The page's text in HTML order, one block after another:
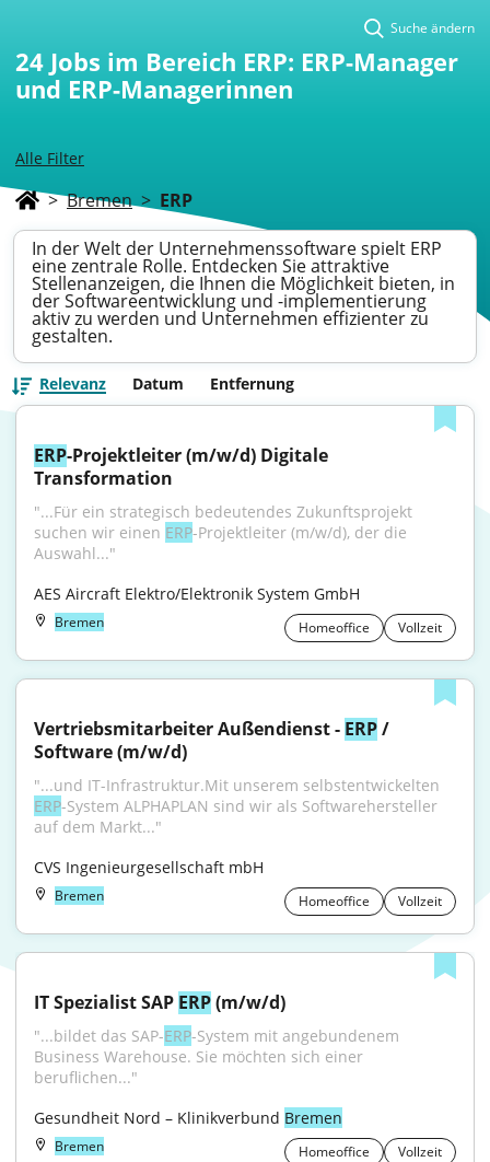
Alle Filter
Suche ändern
24 Jobs im Bereich ERP: ERP-Manager
und ERP-Managerinnen
> Bremen > ERP
In der Welt der Unternehmenssoftware spielt ERP
eine zentrale Rolle. Entdecken Sie attraktive
Stellenanzeigen, die Ihnen die Möglichkeit bieten, in
der Softwareentwicklung und -implementierung
aktiv zu werden und Unternehmen effizienter zu
gestalten.
Relevanz Datum Entfernung
ERP-Projektleiter (m/w/d) Digitale
Transformation
"...Für ein strategisch bedeutendes Zukunftsprojekt
suchen wir einen ERP-Projektleiter (m/w/d), der die
Auswahl..."
AES Aircraft Elektro/Elektronik System GmbH
Bremen Homeoffice Vollzeit
Vertriebsmitarbeiter Außendienst - ERP /
Software (m/w/d)
ERP-System ALPHAPLAN sind wir als Softwarehersteller
auf dem Markt..."
CVS Ingenieurgesellschaft mbH
Bremen Homeoffice Vollzeit
IT Spezialist SAP ERP (m/w/d)
"...bildet das SAP-ERP-System mit angebundenem
Business Warehouse. Sie möchten sich einer
beruflichen..."
Gesundheit Nord – Klinikverbund Bremen
Bremen Homeoffice
Vollzeit